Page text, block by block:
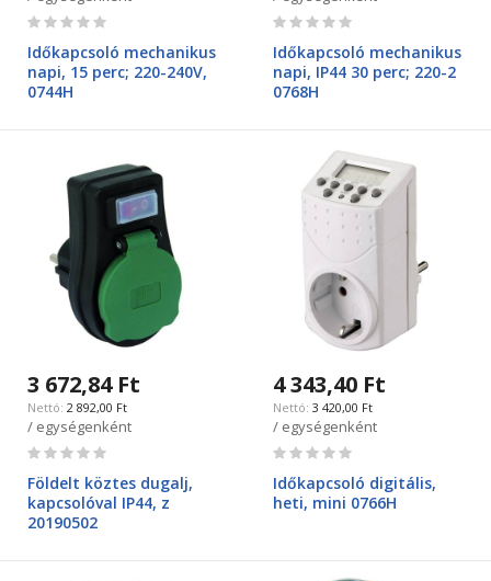
Rating:
Időkapcsoló mechanikus
napi, 15 perc; 220-240V,
0744H
Rating:
Időkapcsoló mechanikus
napi, IP44 30 perc; 220-2
0768H
3 672,84 Ft
2 892,00 Ft
/ egységenként
Rating:
Földelt köztes dugalj,
kapcsolóval IP44, z
20190502
4 343,40 Ft
3 420,00 Ft
/ egységenként
Rating:
Időkapcsoló digitális,
heti, mini 0766H